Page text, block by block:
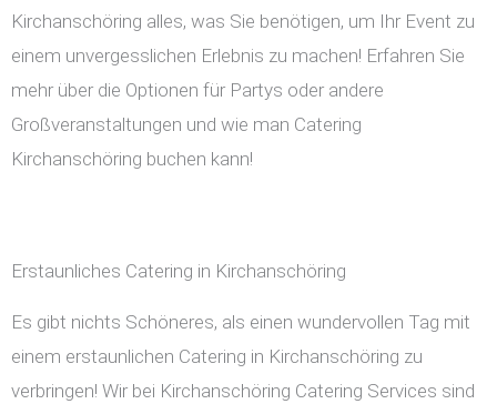
Kirchanschöring alles, was Sie benötigen, um Ihr Event zu
einem unvergesslichen Erlebnis zu machen! Erfahren Sie
mehr über die Optionen für Partys oder andere
Großveranstaltungen und wie man Catering
Kirchanschöring buchen kann!
Erstaunliches Catering in Kirchanschöring
Es gibt nichts Schöneres, als einen wundervollen Tag mit
einem erstaunlichen Catering in Kirchanschöring zu
verbringen! Wir bei Kirchanschöring Catering Services sind